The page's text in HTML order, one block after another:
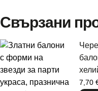
Свързани
7,70